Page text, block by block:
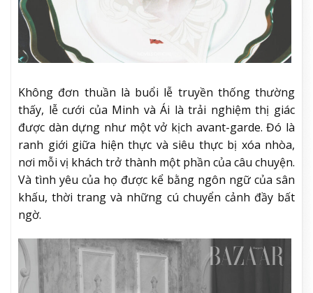
Không đơn thuần là buổi lễ truyền thống thường
thấy, lễ cưới của Minh và Ái là trải nghiệm thị giác
được dàn dựng như một vở kịch avant-garde. Đó là
ranh giới giữa hiện thực và siêu thực bị xóa nhòa,
nơi mỗi vị khách trở thành một phần của câu chuyện.
Và tình yêu của họ được kể bằng ngôn ngữ của sân
khấu, thời trang và những cú chuyển cảnh đầy bất
ngờ.